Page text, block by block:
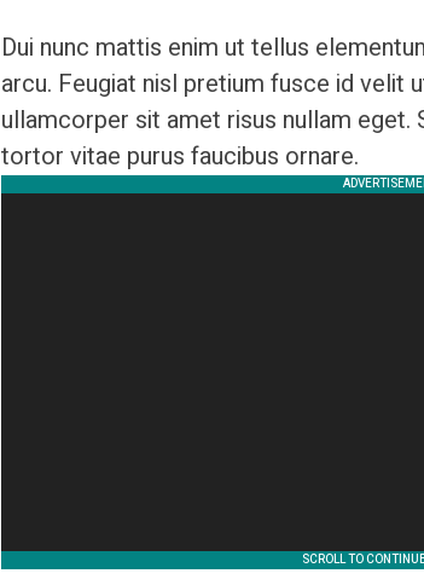
Dui nunc mattis enim ut tellus
arcu. Feugiat nisl pretium fusce id velit
ullamcorper sit amet risus nullam eget.
tortor vitae purus faucibus ornare.